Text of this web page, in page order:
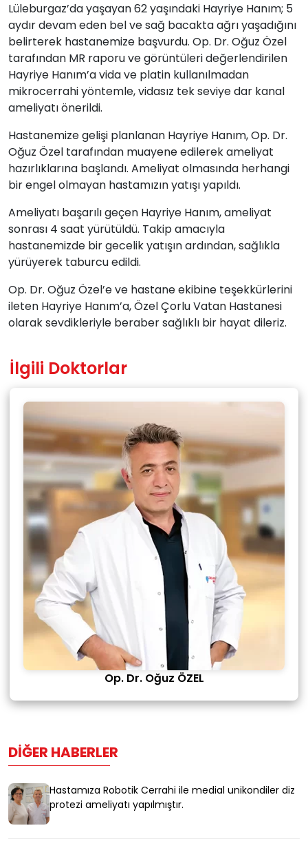
Lüleburgaz’da yaşayan 62 yaşındaki Hayriye Hanım; 5
aydır devam eden bel ve sağ bacakta ağrı yaşadığını
belirterek hastanemize başvurdu. Op. Dr. Oğuz Özel
tarafından MR raporu ve görüntüleri değerlendirilen
Hayriye Hanım’a vida ve platin kullanılmadan
mikrocerrahi yöntemle, vidasız tek seviye dar kanal
ameliyatı önerildi.
Hastanemize gelişi planlanan Hayriye Hanım, Op. Dr.
Oğuz Özel tarafından muayene edilerek ameliyat
hazırlıklarına başlandı. Ameliyat olmasında herhangi
bir engel olmayan hastamızın yatışı yapıldı.
Ameliyatı başarılı geçen Hayriye Hanım, ameliyat
sonrası 4 saat yürütüldü. Takip amacıyla
hastanemizde bir gecelik yatışın ardından, sağlıkla
yürüyerek taburcu edildi.
Op. Dr. Oğuz Özel’e ve hastane ekibine teşekkürlerini
ileten Hayriye Hanım’a, Özel Çorlu Vatan Hastanesi
olarak sevdikleriyle beraber sağlıklı bir hayat dileriz.
İlgili Doktorlar
Op. Dr. Oğuz ÖZEL
DIĞER HABERLER
Hastamıza Robotik Cerrahi ile medial unikondiler diz
protezi ameliyatı yapılmıştır.